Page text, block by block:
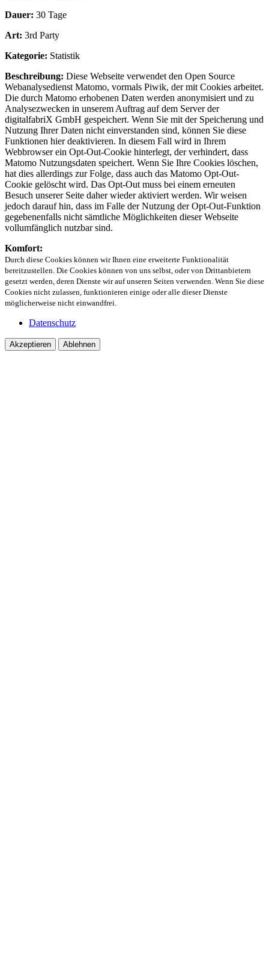
Dauer: 30 Tage
Art: 3rd Party
Kategorie: Statistik
Beschreibung: Diese Webseite verwendet den Open Source
Webanalysedienst Matomo, vormals Piwik, der mit Cookies arbeitet.
Die durch Matomo erhobenen Daten werden anonymisiert und zu
Analysezwecken in unserem Auftrag auf dem Server der
digitalfabriX GmbH gespeichert. Wenn Sie mit der Speicherung und
Nutzung Ihrer Daten nicht einverstanden sind, können Sie diese
Funktionen hier deaktivieren. In diesem Fall wird in Ihrem
Webbrowser ein Opt-Out-Cookie hinterlegt, der verhindert, dass
Matomo Nutzungsdaten speichert. Wenn Sie Ihre Cookies löschen,
hat dies allerdings zur Folge, dass auch das Matomo Opt-Out-
Cookie gelöscht wird. Das Opt-Out muss bei einem erneuten
Besuch unserer Seite daher wieder aktiviert werden. Wir weisen
jedoch darauf hin, dass im Falle der Nutzung der Opt-Out-Funktion
gegebenenfalls nicht sämtliche Möglichkeiten dieser Webseite
vollumfänglich nutzbar sind.
Komfort:
Durch diese Cookies können wir Ihnen eine erweiterte Funktionalität
bereitzustellen. Die Cookies können von uns selbst, oder von Drittanbietern
gesetzt werden, deren Dienste wir auf unseren Seiten verwenden. Wenn Sie diese
Cookies nicht zulassen, funktionieren einige oder alle dieser Dienste
möglicherweise nicht einwandfrei.
Datenschutz
Akzeptieren Ablehnen